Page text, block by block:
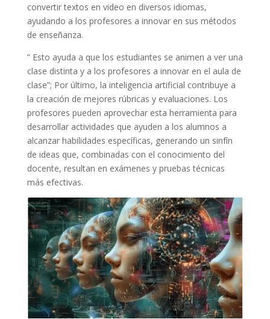
convertir textos en video en diversos idiomas,
ayudando a los profesores a innovar en sus métodos
de enseñanza.
” Esto ayuda a que los estudiantes se animen a ver una
clase distinta y a los profesores a innovar en el aula de
clase”; Por último, la inteligencia artificial contribuye a
la creación de mejores rúbricas y evaluaciones. Los
profesores pueden aprovechar esta herramienta para
desarrollar actividades que ayuden a los alumnos a
alcanzar habilidades específicas, generando un sinfín
de ideas que, combinadas con el conocimiento del
docente, resultan en exámenes y pruebas técnicas
más efectivas.